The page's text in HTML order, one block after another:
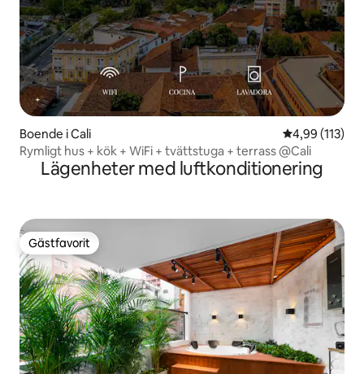
Boende i Cali 4,99 av 5 i
4,99 (113)
Rymligt hus + kök + WiFi + tvättstuga + terrass @Cali
Lägenheter med luftkonditionering
Gästfavorit
Gästfavorit